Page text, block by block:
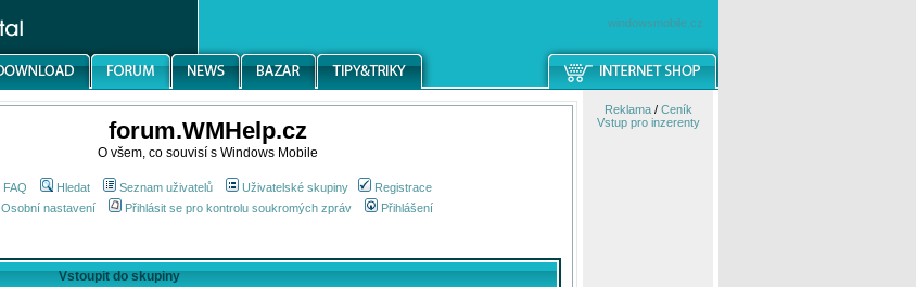
windowsmobile.cz
forum.WMHelp.cz
O všem, co souvisí s Windows Mobile
FAQ Hledat Seznam uživatelů Uživatelské skupiny
Registrace
Osobní nastavení
Přihlásit se pro kontrolu soukromých zpráv Přihlášení
Vstoupit do skupiny
Reklama/ Ceník
Vstup pro inzerenty